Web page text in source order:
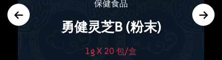
保健食品
勇健灵芝B (粉末)
1g X 20 包/盒